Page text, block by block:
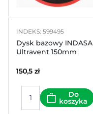
INDEKS: 599495
Dysk bazowy INDASA
Ultravent 150mm
150,5 zł
Do
koszyka